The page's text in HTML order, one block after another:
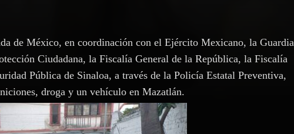
de México, en coordinación con el Ejército Mexicano, la Guardia
Ciudadana, la Fiscalía General de la República, la Fiscalía
Pública de Sinaloa, a través de la Policía Estatal Preventiva,
droga y un vehículo en Mazatlán.